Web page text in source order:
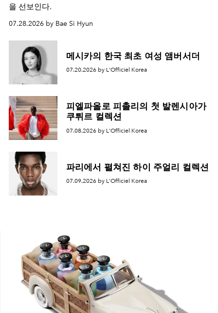
을 선보인다.
07.28.2026 by Bae Si Hyun
메시카의 한국 최초 여성 앰버서더
07.20.2026 by L'Officiel Korea
피엘파올로 피촐리의 첫 발렌시아가
쿠튀르 컬렉션
07.08.2026 by L'Officiel Korea
파리에서 펼쳐진 하이 주얼리 컬렉션
07.09.2026 by L'Officiel Korea